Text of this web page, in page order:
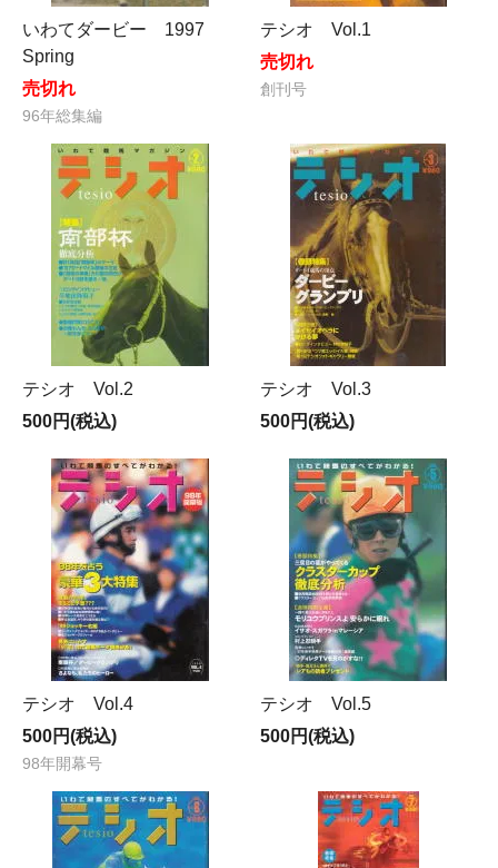
いわてダービー 1997
Spring
売切れ
96年総集編
テシオ Vol.1
売切れ
創刊号
テシオ Vol.2
500円(税込)
テシオ Vol.3
500円(税込)
テシオ Vol.4
500円(税込)
98年開幕号
テシオ Vol.5
500円(税込)